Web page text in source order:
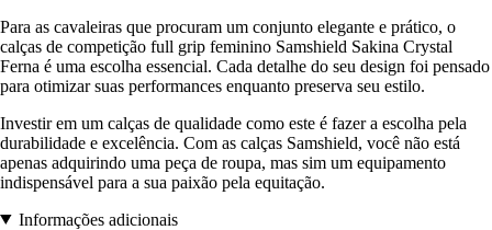
Para as cavaleiras que procuram um conjunto elegante e prático, o
calças de competição full grip feminino Samshield Sakina Crystal
Ferna é uma escolha essencial. Cada detalhe do seu design foi pensado
para otimizar suas performances enquanto preserva seu estilo.
Investir em um calças de qualidade como este é fazer a escolha pela
durabilidade e excelência. Com as calças Samshield, você não está
apenas adquirindo uma peça de roupa, mas sim um equipamento
indispensável para a sua paixão pela equitação.
Informações adicionais